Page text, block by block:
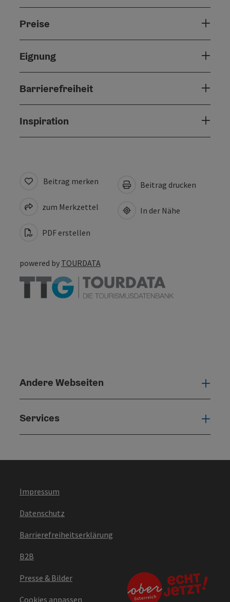
Preise
Eignung
Barrierefreiheit
Inspiration
Beitrag merken
zum Merkzettel
PDF erstellen
Beitrag drucken
In der Nähe
powered by TOURDATA
Andere Webseiten
Services
Impressum
Datenschutz
Barrierefreiheitserklärung
B2B
Presse & Bilder
Cookies anpassen